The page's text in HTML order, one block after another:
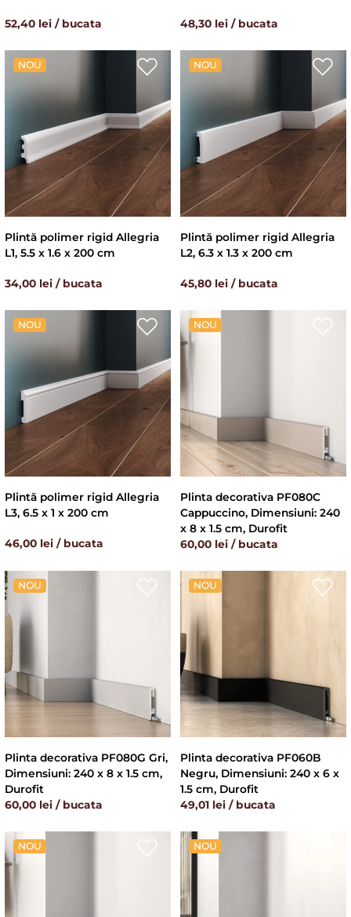
52,40 lei / bucata 48,30 lei / bucata
NOU
Plintă polimer rigid Allegria
L1, 5.5 x 1.6 x 200 cm
34,00 lei / bucata
NOU
Plintă polimer rigid Allegria
L2, 6.3 x 1.3 x 200 cm
45,80 lei / bucata
NOU
Plintă polimer rigid Allegria
L3, 6.5 x 1 x 200 cm
46,00 lei / bucata
NOU
Plinta decorativa PF080C
Cappuccino, Dimensiuni: 240
x 8 x 1.5 cm, Durofit
60,00 lei / bucata
NOU
Plinta decorativa PF080G Gri,
Dimensiuni: 240 x 8 x 1.5 cm,
Durofit
60,00 lei / bucata
NOU
Plinta decorativa PF060B
Negru, Dimensiuni: 240 x 6 x
1.5 cm, Durofit
49,01 lei / bucata
NOU NOU